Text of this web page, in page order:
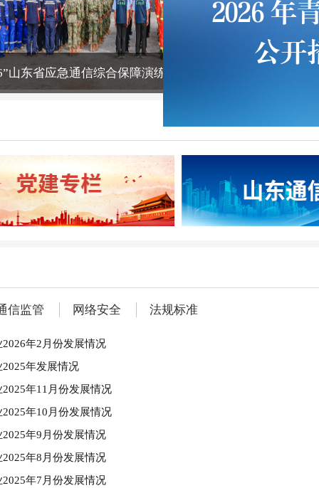
山东省应急通信综合保障演练成功举办
年第一次总经理座谈会
信监管 网络安全 法规标准
年2月份发展情况
年发展情况
年11月份发展情况
年10月份发展情况
年9月份发展情况
年8月份发展情况
年7月份发展情况